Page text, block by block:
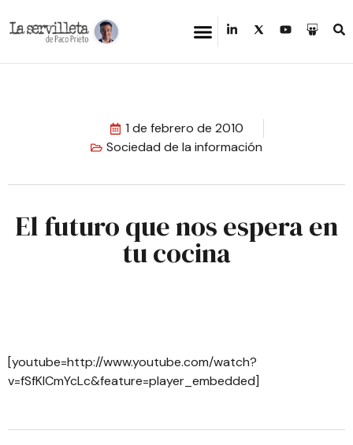
1 de febrero de 2010
Sociedad de la información
El futuro que nos espera en
tu cocina
[youtube=http://www.youtube.com/watch?
v=fSfKlCmYcLc&feature=player_embedded]